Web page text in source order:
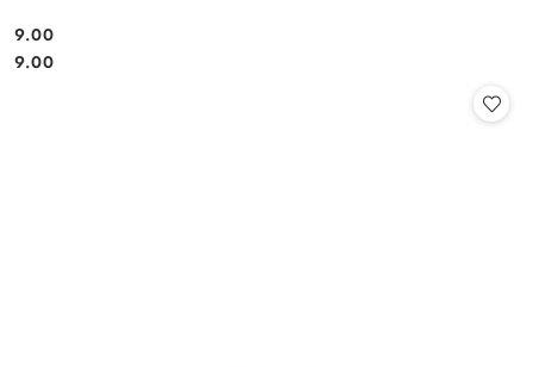
Cena:
9.00
Cena:
9.00